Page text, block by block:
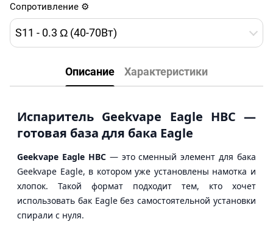
Сопротивление ⚙️
S11 - 0.3 Ω (40-70Вт)
Описание Характеристики
Испаритель Geekvape Eagle HBC —
готовая база для бака Eagle
Geekvape Eagle HBC— это сменный элемент для бака
Geekvape Eagle, в котором уже установлены намотка и
хлопок. Такой формат подходит тем, кто хочет
использовать бак Eagle без самостоятельной установки
спирали с нуля.